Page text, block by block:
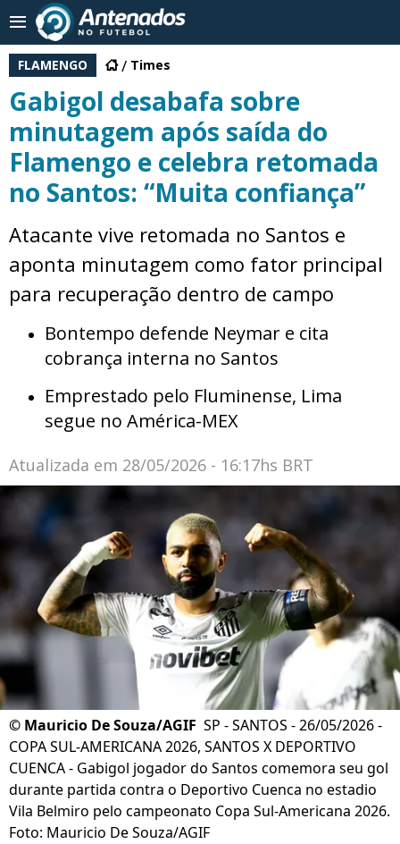
FLAMENGO Times
Gabigol desabafa sobre
minutagem após saída do
Flamengo e celebra retomada
no Santos: “Muita confiança”
Atacante vive retomada no Santos e
aponta minutagem como fator principal
para recuperação dentro de campo
Bontempo defende Neymar e cita
cobrança interna no Santos
Emprestado pelo Fluminense, Lima
segue no América-MEX
Atualizada em 28/05/2026 - 16:17hs BRT
© Mauricio De Souza/AGIF SP - SANTOS - 26/05/2026 -
COPA SUL-AMERICANA 2026, SANTOS X DEPORTIVO
CUENCA - Gabigol jogador do Santos comemora seu gol
durante partida contra o Deportivo Cuenca no estadio
Vila Belmiro pelo campeonato Copa Sul-Americana 2026.
Foto: Mauricio De Souza/AGIF